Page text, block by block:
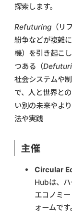
探索します。
Refuturing（リ
紛争などが複雑
機）を引き起こ
つある（
社会システムや
で、人と世界と
い別の未来やよ
法や実践
主催
Circular
Hubは、
エコノミ
ォームで